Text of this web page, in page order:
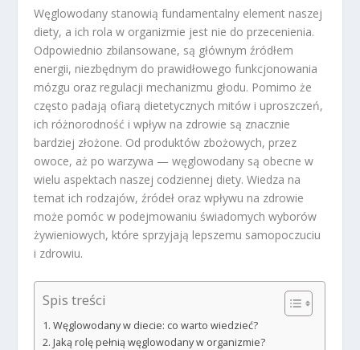
Węglowodany stanowią fundamentalny element naszej
diety, a ich rola w organizmie jest nie do przecenienia.
Odpowiednio zbilansowane, są głównym źródłem
energii, niezbędnym do prawidłowego funkcjonowania
mózgu oraz regulacji mechanizmu głodu. Pomimo że
często padają ofiarą dietetycznych mitów i uproszczeń,
ich różnorodność i wpływ na zdrowie są znacznie
bardziej złożone. Od produktów zbożowych, przez
owoce, aż po warzywa — węglowodany są obecne w
wielu aspektach naszej codziennej diety. Wiedza na
temat ich rodzajów, źródeł oraz wpływu na zdrowie
może pomóc w podejmowaniu świadomych wyborów
żywieniowych, które sprzyjają lepszemu samopoczuciu
i zdrowiu.
Spis treści
Węglowodany w diecie: co warto wiedzieć?
Jaką rolę pełnią węglowodany w organizmie?